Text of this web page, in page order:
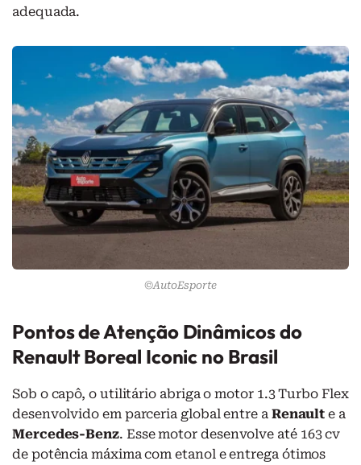
adequada.
©AutoEsporte
Pontos de Atenção Dinâmicos do
Renault Boreal Iconic no Brasil
Sob o capô, o utilitário abriga o motor 1.3 Turbo Flex
desenvolvido em parceria global entre a Renault e a
Mercedes-Benz. Esse motor desenvolve até 163 cv
de potência máxima com etanol e entrega ótimos